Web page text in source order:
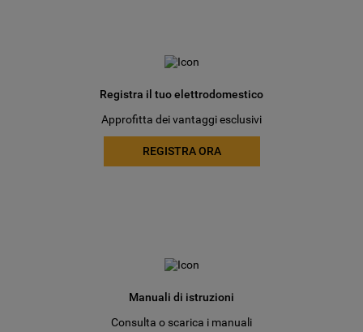
Registra il tuo elettrodomestico
Approfitta dei vantaggi esclusivi
REGISTRA ORA
Manuali di istruzioni
Consulta o scarica i manuali